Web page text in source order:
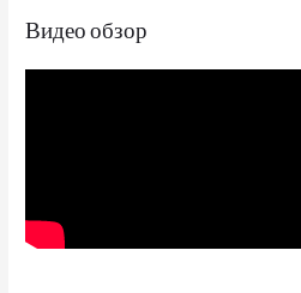
Видео обзор